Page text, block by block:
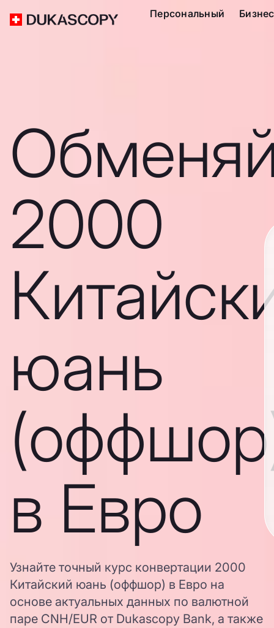
Персональный Бизнес
2000
юань
в Евро
Узнайте точный курс конвертации 2000
Китайский юань (оффшор) в Евро на
основе актуальных данных по валютной
паре CNH/EUR от Dukascopy Bank, а также